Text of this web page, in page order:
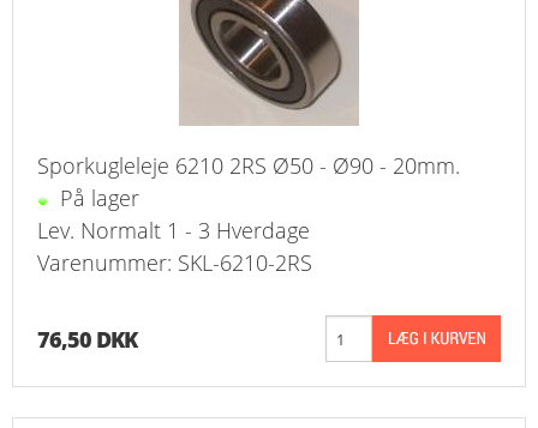
Sporkugleleje 6210 2RS Ø50 - Ø90 - 20mm.
På lager
Lev. Normalt 1 - 3 Hverdage
Varenummer: SKL-6210-2RS
76,50 DKK